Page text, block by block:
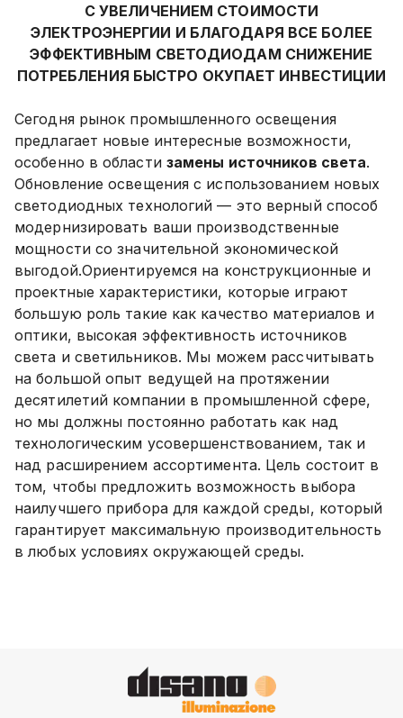
С УВЕЛИЧЕНИЕМ СТОИМОСТИ
ЭЛЕКТРОЭНЕРГИИ И БЛАГОДАРЯ ВСЕ БОЛЕЕ
ЭФФЕКТИВНЫМ СВЕТОДИОДАМ СНИЖЕНИЕ
ПОТРЕБЛЕНИЯ БЫСТРО ОКУПАЕТ ИНВЕСТИЦИИ
Сегодня рынок промышленного освещения
предлагает новые интересные возможности,
особенно в области замены источников света.
Обновление освещения с использованием новых
светодиодных технологий — это верный способ
модернизировать ваши производственные
мощности со значительной экономической
выгодой.Ориентируемся на конструкционные и
проектные характеристики, которые играют
большую роль такие как качество материалов и
оптики, высокая эффективность источников
света и светильников. Мы можем рассчитывать
на большой опыт ведущей на протяжении
десятилетий компании в промышленной сфере,
но мы должны постоянно работать как над
технологическим усовершенствованием, так и
над расширением ассортимента. Цель состоит в
том, чтобы предложить возможность выбора
наилучшего прибора для каждой среды, который
гарантирует максимальную производительность
в любых условиях окружающей среды.